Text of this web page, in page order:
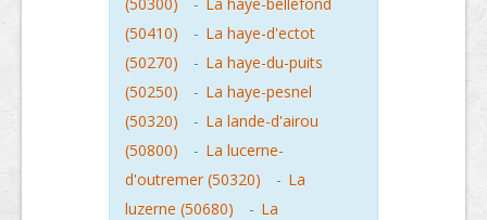
(50410)
- La haye-d'ectot
(50270)
- La haye-du-puits
(50250)
- La haye-pesnel
(50320)
- La lande-d'airou
(50800)
- La lucerne-
d'outremer (50320)
- La
luzerne (50680)
- La